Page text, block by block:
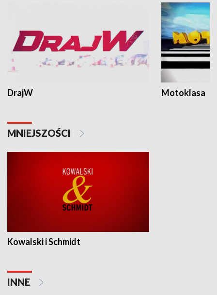
DrajW Motoklasa
MNIEJSZOŚCI
Kowalski i Schmidt
INNE